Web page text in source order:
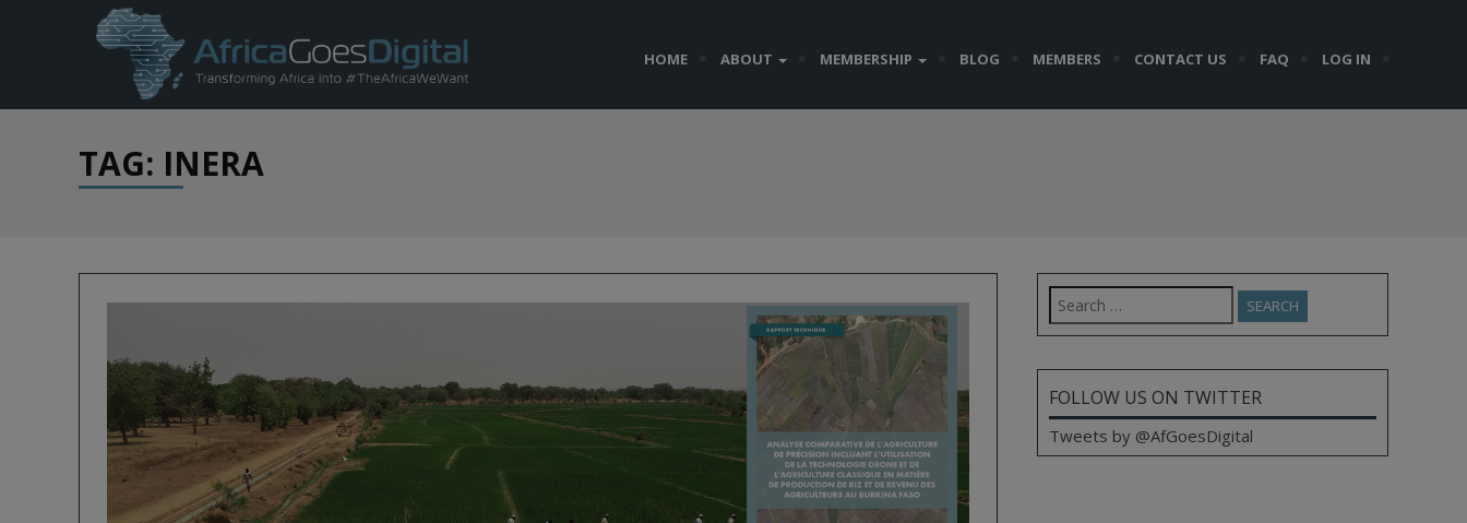
HOME ABOUT MEMBERSHIP BLOG MEMBERS CONTACT US FAQ LOG IN
TAG: INERA
Search
for:
FOLLOW US ON TWITTER
Tweets by @AfGoesDigital